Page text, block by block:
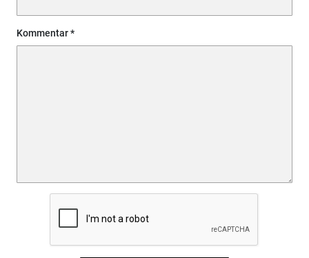
Kommentar